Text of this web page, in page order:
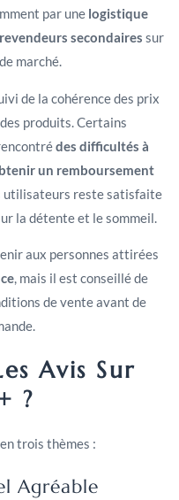
par une logistique
revendeurs secondaires sur
marché.
de la cohérence des prix
produits. Certains
des difficultés à
un remboursement
utilisateurs reste satisfaite
la détente et le sommeil.
aux personnes attirées
, mais il est conseillé de
de vente avant de
Avis Sur
?
trois thèmes :
Agréable